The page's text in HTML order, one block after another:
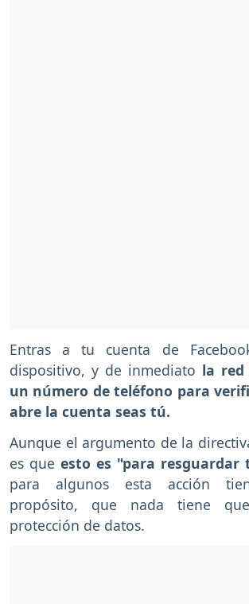
Entras a tu cuenta de
dispositivo, y de inmediato la red
un número de teléfono para
abre la cuenta seas tú.
Aunque el argumento de la
es que esto es "para resguardar
para algunos esta acción
propósito, que nada tiene
protección de datos.